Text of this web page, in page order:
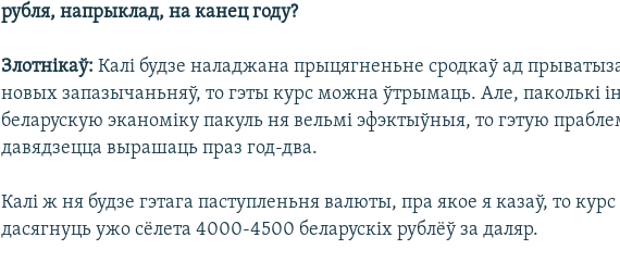
рубля, напрыклад, на канец году?
Злотнікаў: Калі будзе наладжана прыцягненьне сродкаў ад
новых запазычаньняў, то гэты курс можна ўтрымаць. Але, паколькі
беларускую эканоміку пакуль ня вельмі эфэктыўныя, то гэтую
давядзецца вырашаць праз год-два.
Калі ж ня будзе гэтага паступленьня валюты, пра якое я казаў, то
дасягнуць ужо сёлета 4000-4500 беларускіх рублёў за даляр.